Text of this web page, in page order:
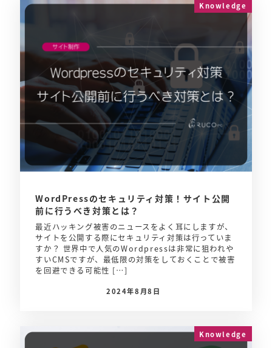
Knowledge
WordPressのセキュリティ対策！サイト公開
前に行うべき対策とは？
最近ハッキング被害のニュースをよく耳にしますが、
サイトを公開する際にセキュリティ対策は行っていま
すか？ 世界中で人気のWordpressは非常に狙われや
すいCMSですが、最低限の対策をしておくことで被害
を回避できる可能性 […]
2024年8月8日
Knowledge